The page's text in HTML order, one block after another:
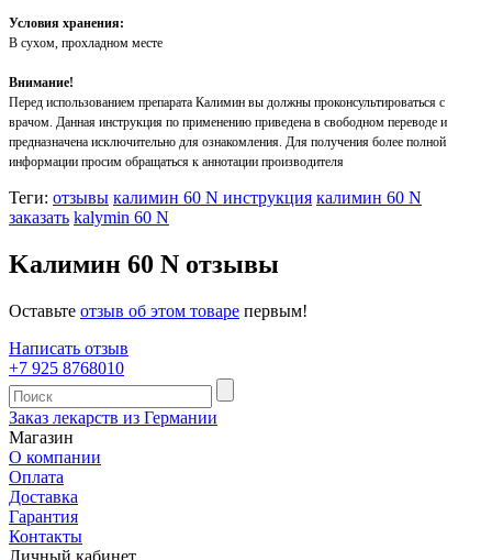
Условия хранения:
В сухом, прохладном месте
Внимание!
Перед использованием препарата Калимин вы должны проконсультироваться с
врачом. Данная инструкция по применению приведена в свободном переводе и
предназначена исключительно для ознакомления. Для получения более полной
информации просим обращаться к аннотации производителя
Теги: отзывы калимин 60 N инструкция калимин 60 N
заказать kalymin 60 N
Kалимин 60 N отзывы
Оставьте отзыв об этом товаре первым!
Написать отзыв
+7 925 8768010
Заказ лекарств из Германии
Магазин
О компании
Оплата
Доставка
Гарантия
Контакты
Личный кабинет